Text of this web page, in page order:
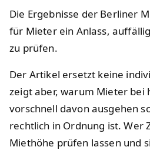
Die Ergebnisse der Berliner
für Mieter ein Anlass,
zu prüfen.
Der Artikel ersetzt keine
zeigt aber, warum Mieter bei
vorschnell davon ausgehen
rechtlich in Ordnung ist. Wer
Miethöhe prüfen lassen und